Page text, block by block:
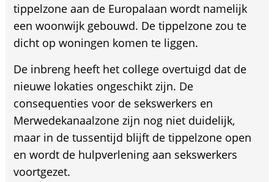
tippelzone aan de Europalaan wordt namelijk
een woonwijk gebouwd. De tippelzone zou te
dicht op woningen komen te liggen.
De inbreng heeft het college overtuigd dat de
nieuwe lokaties ongeschikt zijn. De
consequenties voor de sekswerkers en
Merwedekanaalzone zijn nog niet duidelijk,
maar in de tussentijd blijft de tippelzone open
en wordt de hulpverlening aan sekswerkers
voortgezet.